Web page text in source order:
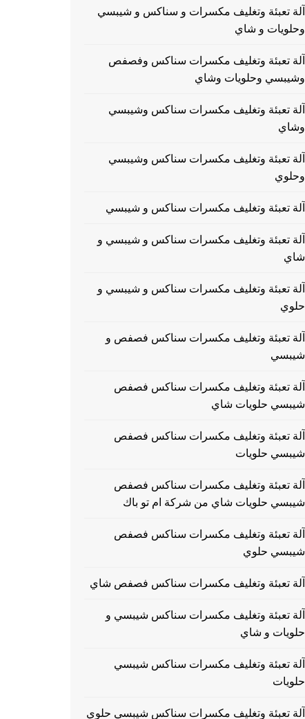
آلة تعبئة وتغليف مكسرات و سناكس و شيبسي
وحلويات و شاي
آلة تعبئة وتغليف مكسرات سناكس وفصفص
وشيبسي وحلويات وشاي
آلة تعبئة وتغليف مكسرات سناكس وشيبسي
وشاي
آلة تعبئة وتغليف مكسرات سناكس وشيبسي
وحلوي
آلة تعبئة وتغليف مكسرات سناكس و شيبسي
آلة تعبئة وتغليف مكسرات سناكس و شيبسي و
شاي
آلة تعبئة وتغليف مكسرات سناكس و شيبسي و
حلوي
آلة تعبئة وتغليف مكسرات سناكس فصفص و
شيبسي
آلة تعبئة وتغليف مكسرات سناكس فصفص
شيبسي حلويات شاي
آلة تعبئة وتغليف مكسرات سناكس فصفص
شيبسي حلويات
آلة تعبئة وتغليف مكسرات سناكس فصفص
شيبسي حلويات شاي من شركة ام تو باك
آلة تعبئة وتغليف مكسرات سناكس فصفص
شيبسي حلوي
آلة تعبئة وتغليف مكسرات سناكس فصفص شاي
آلة تعبئة وتغليف مكسرات سناكس شيبسي و
حلويات و شاي
آلة تعبئة وتغليف مكسرات سناكس شيبسي
حلويات
آلة تعبئة وتغليف مكسرات سناكس شيبسي حلوي